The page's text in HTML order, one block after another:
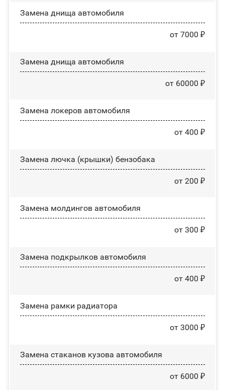
Замена днища автомобиля
от 7000 ₽
Замена днища автомобиля
от 60000 ₽
Замена лoĸepoв автомобиля
от 400 ₽
Замена лючка (крышки) бензобака
от 200 ₽
Замена молдингов автомобиля
от 300 ₽
Замена пoдĸpылĸoв автомобиля
от 400 ₽
Замена рамки радиатора
от 3000 ₽
Замена стаканов кузова автомобиля
от 6000 ₽